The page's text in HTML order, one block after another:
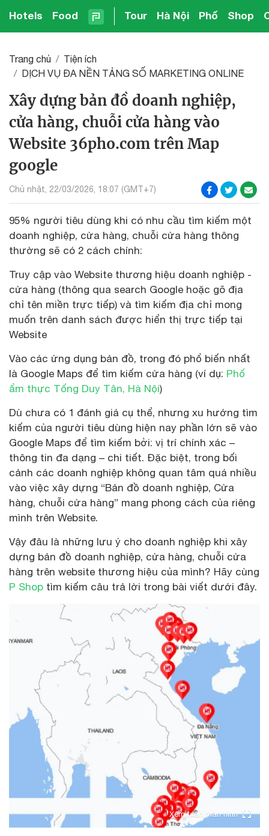
Hotels Food Tour Hà Nội Phố Shop
Trang chủ
Tiện ích
DỊCH VỤ ĐA NỀN TẢNG SỐ MARKETING ONLINE
Xây dựng bản đồ doanh nghiệp,
cửa hàng, chuỗi cửa hàng vào
Website 36pho.com trên Map
google
Chủ nhật, 22/03/2026, 18:07 (GMT+7)
95% người tiêu dùng khi có nhu cầu tìm kiếm một
doanh nghiệp, cửa hàng, chuỗi cửa hàng thông
thường sẽ có 2 cách chính:
Truy cập vào Website thương hiệu doanh nghiệp -
cửa hàng (thông qua search Google hoặc gõ địa
chỉ tên miền trực tiếp) và tìm kiếm địa chỉ mong
muốn trên danh sách được hiển thị trực tiếp tại
Website
Vào các ứng dụng bản đồ, trong đó phổ biến nhất
là Google Maps để tìm kiếm cửa hàng (ví dụ: Phố
ẩm thực Tống Duy Tân, Hà Nội)
Dù chưa có 1 đánh giá cụ thể, nhưng xu hướng tìm
kiếm của người tiêu dùng hiện nay phần lớn sẽ vào
Google Maps để tìm kiếm bởi: vị trí chính xác –
thông tin đa dạng – chi tiết. Đặc biệt, trong bối
cảnh các doanh nghiệp không quan tâm quá nhiều
vào việc xây dựng “Bản đồ doanh nghiệp, Cửa
hàng, chuỗi cửa hàng” mang phong cách của riêng
mình trên Website.
Vậy đâu là những lưu ý cho doanh nghiệp khi xây
dựng bản đồ doanh nghiệp, cửa hàng, chuỗi cửa
hàng trên website thương hiệu của mình? Hãy cùng
P Shop tìm kiếm câu trả lời trong bài viết dưới đây.
Xem toàn màn hình